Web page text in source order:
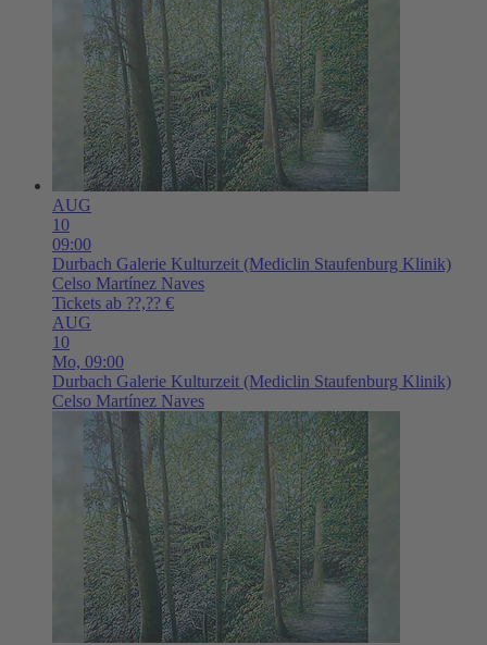
AUG
10
09:00
Durbach Galerie Kulturzeit (Mediclin Staufenburg Klinik)
Celso Martínez Naves
Tickets ab ??,?? €
AUG
10
Mo, 09:00
Durbach Galerie Kulturzeit (Mediclin Staufenburg Klinik)
Celso Martínez Naves